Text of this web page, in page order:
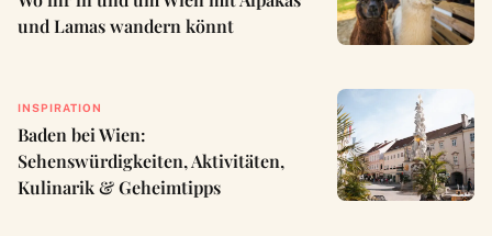
und Lamas wandern könnt
INSPIRATION
Baden bei Wien:
Sehenswürdigkeiten, Aktivitäten,
Kulinarik & Geheimtipps